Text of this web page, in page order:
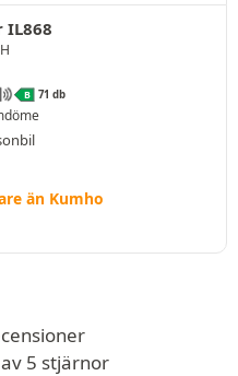
B 71 db
än Kumho
5 stjärnor